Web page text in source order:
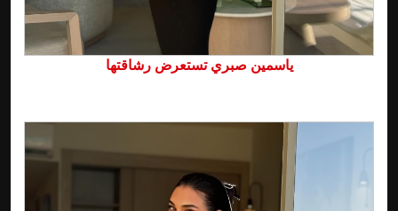
ياسمين صبري تستعرض رشاقتها